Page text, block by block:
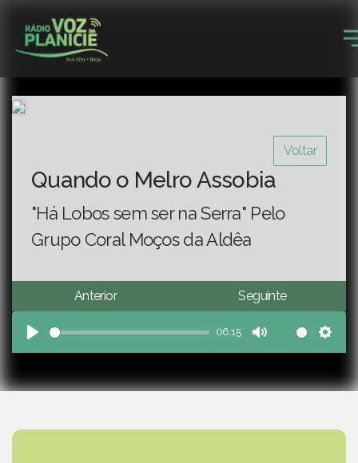
Voltar
Quando o Melro Assobia
"Há Lobos sem ser na Serra" Pelo
Grupo Coral Moços da Aldêa
Anterior Seguinte
Play
06:15
Mute